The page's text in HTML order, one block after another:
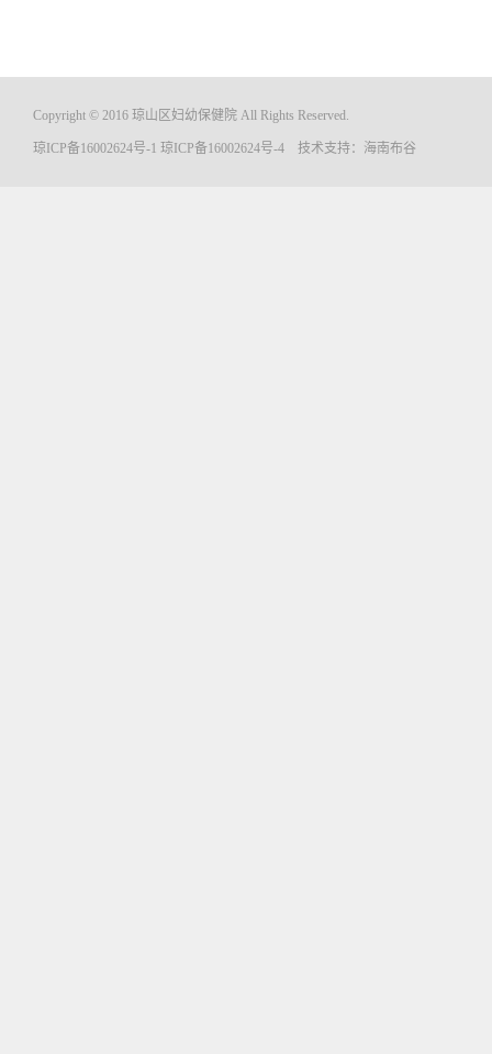
Copyright © 2016 琼山区妇幼保健院 All Rights Reserved.
琼ICP备16002624号-1 琼ICP备16002624号-4 技术支持： 海南布谷